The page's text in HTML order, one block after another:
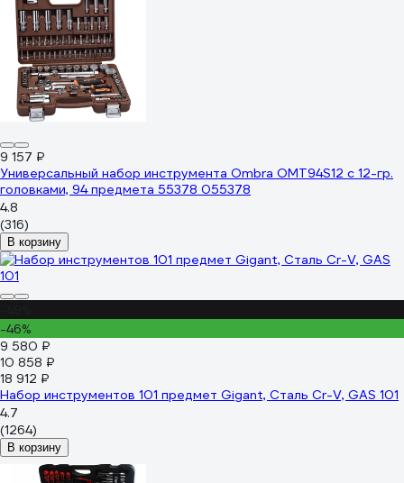
9 157 ₽
Универсальный набор инструмента Ombra OMT94S12 с 12-гр.
головками, 94 предмета 55378 055378
4.8
(316)
В корзину
-46%
9 580 ₽
10 858 ₽
18 912 ₽
Набор инструментов 101 предмет Gigant, Сталь Cr-V, GAS 101
4.7
(1264)
В корзину